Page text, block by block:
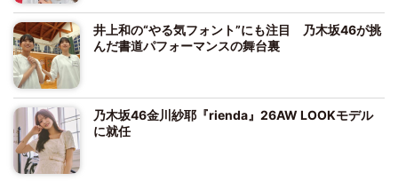
井上和の“やる気フォント”にも注目 乃木坂46が挑
んだ書道パフォーマンスの舞台裏
乃木坂46金川紗耶『rienda』26AW LOOKモデル
に就任